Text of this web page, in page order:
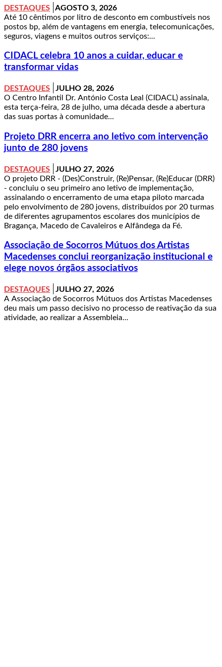
DESTAQUES
AGOSTO 3, 2026
Até 10 cêntimos por litro de desconto em combustíveis nos
postos bp, além de vantagens em energia, telecomunicações,
seguros, viagens e muitos outros serviços:...
CIDACL celebra 10 anos a cuidar, educar e
transformar vidas
DESTAQUES
JULHO 28, 2026
O Centro Infantil Dr. António Costa Leal (CIDACL) assinala,
esta terça-feira, 28 de julho, uma década desde a abertura
das suas portas à comunidade...
Projeto DRR encerra ano letivo com intervenção
junto de 280 jovens
DESTAQUES
JULHO 27, 2026
O projeto DRR - (Des)Construir, (Re)Pensar, (Re)Educar (DRR)
- concluiu o seu primeiro ano letivo de implementação,
assinalando o encerramento de uma etapa piloto marcada
pelo envolvimento de 280 jovens, distribuídos por 20 turmas
de diferentes agrupamentos escolares dos municípios de
Bragança, Macedo de Cavaleiros e Alfândega da Fé.
Associação de Socorros Mútuos dos Artistas
Macedenses conclui reorganização institucional e
elege novos órgãos associativos
DESTAQUES
JULHO 27, 2026
A Associação de Socorros Mútuos dos Artistas Macedenses
deu mais um passo decisivo no processo de reativação da sua
atividade, ao realizar a Assembleia...